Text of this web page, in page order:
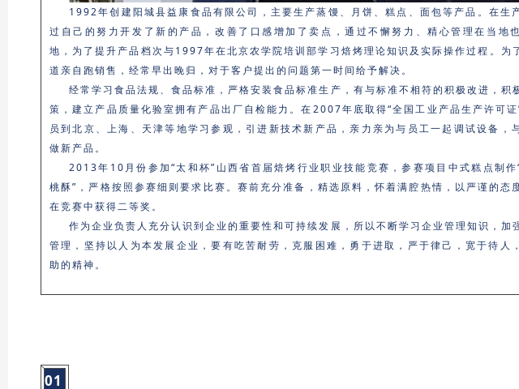
1992年创建阳城县益康食品有限公司，主要生产蒸馒、月饼、糕点、面包等产品。在生
过自己的努力开发了新的产品，改善了口感增加了卖点，通过不懈努力、精心管理在当地
地，为了提升产品档次与1997年在北京农学院培训部学习焙烤理论知识及实际操作过程。为
道亲自跑销售，经常早出晚归，对于客户提出的问题第一时间给予解决。
经常学习食品法规、食品标准，严格安装食品标准生产，有与标准不相符的积极改进，积
策，建立产品质量化验室拥有产品出厂自检能力。在2007年底取得“全国工业产品生产许可
员到北京、上海、天津等地学习参观，引进新技术新产品，亲力亲为与员工一起调试设备，
做新产品。
2013年10月份参加“太和杯”山西省首届焙烤行业职业技能竞赛，参赛项目中式糕点制作
桃酥”，严格按照参赛细则要求比赛。赛前充分准备，精选原料，怀着满腔热情，以严谨的态
在竞赛中获得二等奖。
作为企业负责人充分认识到企业的重要性和可持续发展，所以不断学习企业管理知识，加
管理，坚持以人为本发展企业，要有吃苦耐劳，克服困难，勇于进取，严于律己，宽于待人
助的精神。
01